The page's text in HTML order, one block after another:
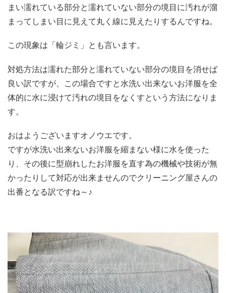
まい濡れている部分と濡れていない部分の境目に汚れが溜
まってしまい目に見えて丸く線に見えたりするんですね。
この現象は「輪ジミ」とも言います。
対処方法は濡れた部分と濡れていない部分の境目を消せば
良い訳ですが、この場合ですと水洗い出来ないお洋服を全
体的に水に浸けて汚れの境目をなくすという方法になりま
す。
おはようございますオノウエです。
ですが水洗い出来ないお洋服を縮まない様に水を使った
り、その後に型崩れしたお洋服を直す為の機械や技術が無
かったりして対応が出来ませんのでクリーニング屋さんの
出番となる訳ですね～♪